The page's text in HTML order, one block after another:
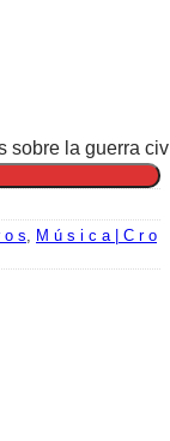
sobre la guerra
o s
M ú s i c a | C r o